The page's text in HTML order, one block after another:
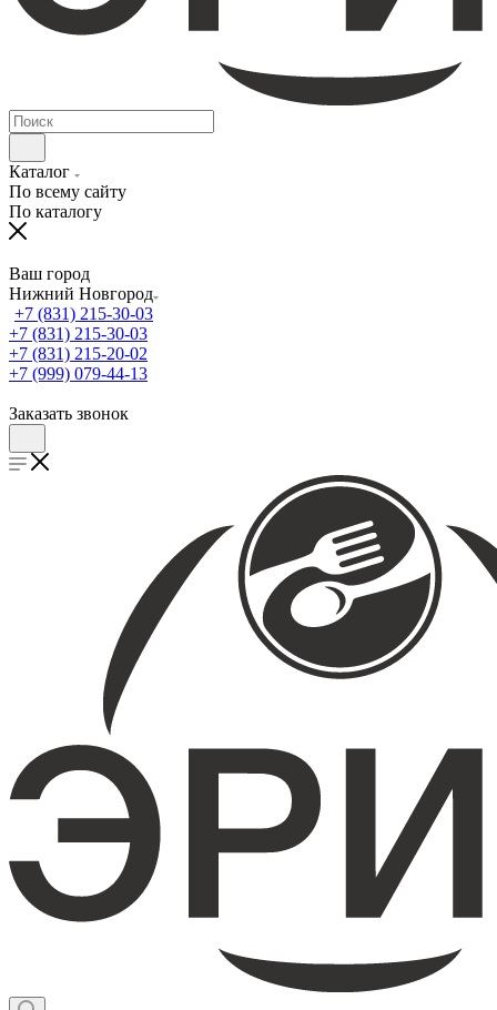
Каталог
По всему сайту
По каталогу
Ваш город
Нижний Новгород
+7 (831) 215-30-03
+7 (831) 215-30-03
+7 (831) 215-20-02
+7 (999) 079-44-13
Заказать звонок